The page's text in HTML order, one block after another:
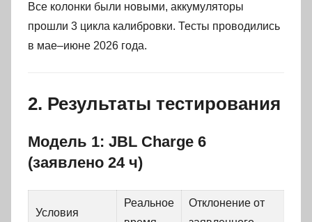
Все колонки были новыми, аккумуляторы
прошли 3 цикла калибровки. Тесты проводились
в мае–июне 2026 года.
2. Результаты тестирования
Модель 1: JBL Charge 6
(заявлено 24 ч)
Условия
Реальное
Отклонение от